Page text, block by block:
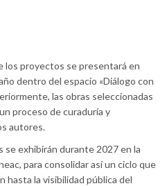
los proyectos se presentará en
dentro del espacio «Diálogo con
las obras seleccionadas
proceso de curaduría y
autores.
se exhibirán durante 2027 en la
para consolidar así un ciclo que
hasta la visibilidad pública del